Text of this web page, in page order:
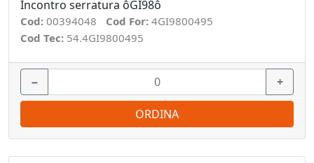
Incontro serratura ôGI98ô
Cod: 00394048 Cod For: 4GI9800495
Cod Tec: 54.4GI9800495
− +
ORDINA